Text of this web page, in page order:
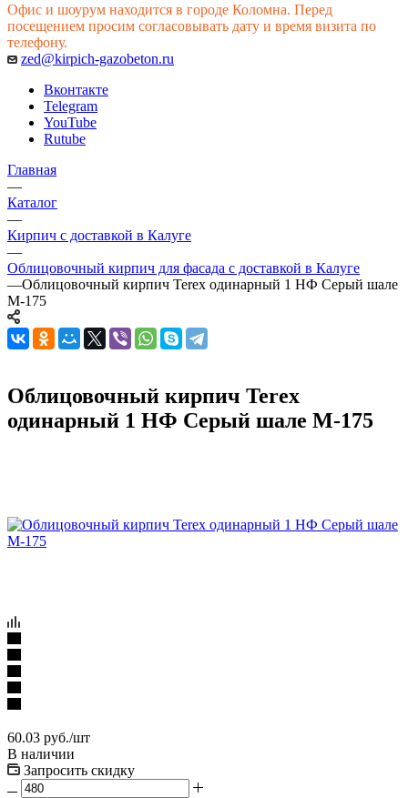
Офис и шоурум находится в городе Коломна. Перед
посещением просим согласовывать дату и время визита по
телефону.
zed@kirpich-gazobeton.ru
Вконтакте
Telegram
YouTube
Rutube
Главная
—
Каталог
—
Кирпич с доставкой в Калуге
—
Облицовочный кирпич для фасада с доставкой в Калуге
—Облицовочный кирпич Terex одинарный 1 НФ Серый шале
М-175
Облицовочный кирпич Terex
одинарный 1 НФ Серый шале М-175
60.03 руб./шт
В наличии
Запросить скидку